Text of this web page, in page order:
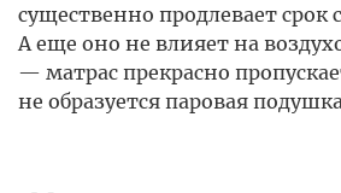
существенно продлевает срок
А еще оно не влияет на
— матрас прекрасно
не образуется паровая